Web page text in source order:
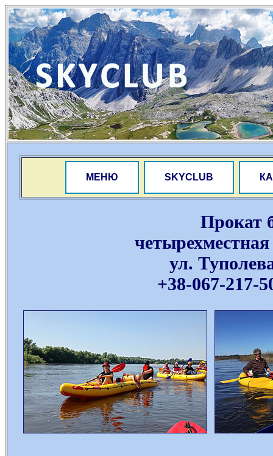
МЕНЮ SKYCLUB
Прокат
ул.
+38-067-217-